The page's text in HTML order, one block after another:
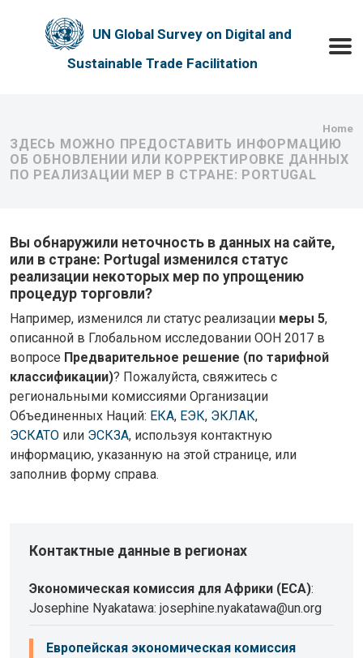
UN Global Survey on Digital and
Sustainable Trade Facilitation
Home
ЗДЕСЬ МОЖНО ПРЕДОСТАВИТЬ ИНФОРМАЦИЮ
ОБ ОБНОВЛЕНИИ ИЛИ КОРРЕКТИРОВКЕ ДАННЫХ
ПО РЕАЛИЗАЦИИ МЕР В СТРАНЕ: PORTUGAL
Вы обнаружили неточность в данных на сайте,
или в стране: Portugal изменился статус
реализации некоторых мер по упрощению
процедур торговли?
Например, изменился ли статус реализации меры 5,
описанной в Глобальном исследовании ООН 2017 в
вопросе Предварительное решение (по тарифной
классификации)? Пожалуйста, свяжитесь с
региональными комиссиями Организации
Объединенных Наций: ЕКА, ЕЭК, ЭКЛАК,
ЭСКАТО или ЭСКЗА, используя контактную
информацию, указанную на этой странице, или
заполнив форму справа.
Контактные данные в регионах
Экономическая комиссия для Африки (ECA):
Josephine Nyakatawa: josephine.nyakatawa@un.org
Европейская экономическая комиссия